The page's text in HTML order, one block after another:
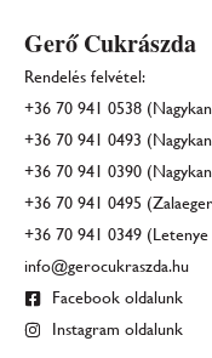
Gerő Cukrászda
Rendelés felvétel:
+36 70 941 0538
+36 70 941 0493
+36 70 941 0390
+36 70 941 0495
+36 70 941 0349 (Letenye
info@gerocukraszda.hu
Facebook oldalunk
Instagram oldalunk